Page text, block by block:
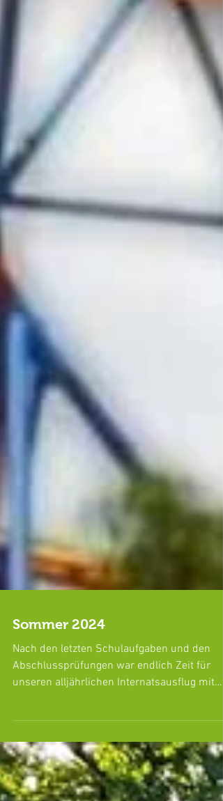
Sommer 2024